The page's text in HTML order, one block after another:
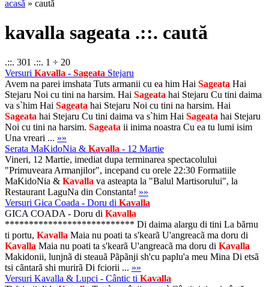
acasă » caută
kavalla sageata .::. caută
.::. 301 .::. 1 ÷ 20
Versuri Kavalla - Sageata Stejaru
Avem na parei imshata Tuts armanii cu ea him Hai Sageata Hai
Stejaru Noi cu tini na harsim. Hai Sageata hai Stejaru Cu tini daima
va s`him Hai Sageata hai Stejaru Noi cu tini na harsim. Hai
Sageata hai Stejaru Cu tini daima va s`him Hai Sageata hai Stejaru
Noi cu tini na harsim. Sageata ii inima noastra Cu ea tu lumi isim
Una vreari ... »»
Serata MaKidoNia & Kavalla - 12 Martie
Vineri, 12 Martie, imediat dupa terminarea spectacolului
"Primuveara Armanjilor", incepand cu orele 22:30 Formatiile
MaKidoNia & Kavalla va asteapta la "Balul Martisorului", la
Restaurant LaguNa din Constanta! »»
Versuri Gica Coada - Doru di Kavalla
GICA COADA - Doru di Kavalla
*************************** Di daima alargu di tini La bãrnu
ti portu, Kavalla Maia nu poati ta s'kearã U'angreacã ma doru di
Kavalla Maia nu poati ta s'kearã U'angreacã ma doru di Kavalla
Makidonii, lunjnã di steauã Pãpãnji sh'cu paplu'a meu Mina Di etsã
tsi cãntarã shi murirã Di fciorii ... »»
Versuri Kavalla & Lupci - Cântic ti Kavalla